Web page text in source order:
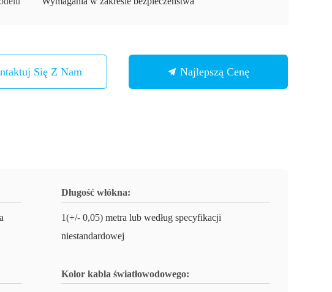
Się Z Nami Najlepszą Cenę
Długość włókna:
1(+/- 0,05) metra lub według specyfikacji
niestandardowej
Kolor kabla światłowodowego: